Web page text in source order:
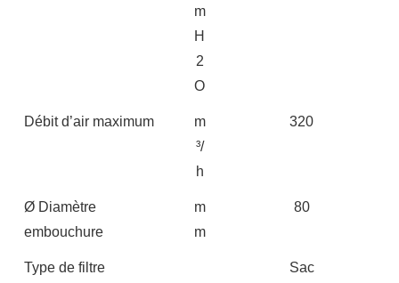
m
H
2
O
Débit d’air maximum
m
³/
h
320
Ø Diamètre
embouchure
m
m
80
Type de filtre Sac